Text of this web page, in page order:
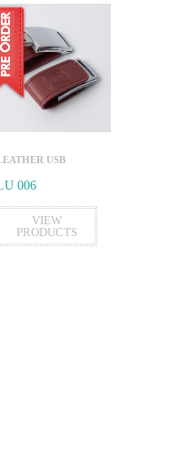
USB
006
VIEW
PRODUCTS